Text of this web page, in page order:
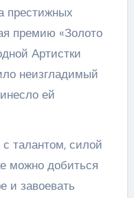
престижных
премию «Золото
Артистки
неизгладимый
ей
талантом, силой
можно добиться
и завоевать